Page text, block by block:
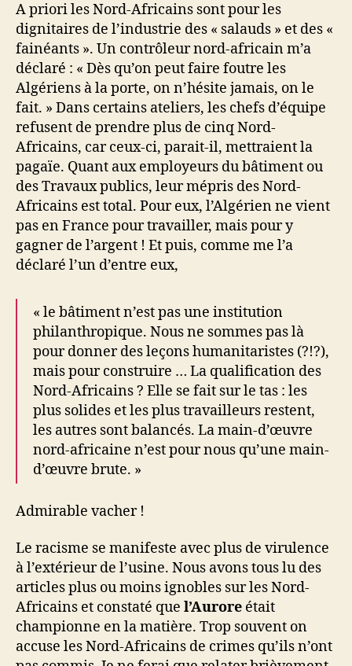
A priori les Nord-Africains sont pour les
dignitaires de l’industrie des « salauds » et des «
fainéants ». Un contrôleur nord-africain m’a
déclaré : « Dès qu’on peut faire foutre les
Algériens à la porte, on n’hésite jamais, on le
fait. » Dans certains ateliers, les chefs d’équipe
refusent de prendre plus de cinq Nord-
Africains, car ceux-ci, parait-il, mettraient la
pagaïe. Quant aux employeurs du bâtiment ou
des Travaux publics, leur mépris des Nord-
Africains est total. Pour eux, l’Algérien ne vient
pas en France pour travailler, mais pour y
gagner de l’argent ! Et puis, comme me l’a
déclaré l’un d’entre eux,
« le bâtiment n’est pas une institution
philanthropique. Nous ne sommes pas là
pour donner des leçons humanitaristes (?!?),
mais pour construire … La qualification des
Nord-Africains ? Elle se fait sur le tas : les
plus solides et les plus travailleurs restent,
les autres sont balancés. La main-d’œuvre
nord-africaine n’est pour nous qu’une main-
d’œuvre brute. »
Admirable vacher !
Le racisme se manifeste avec plus de virulence
à l’extérieur de l’usine. Nous avons tous lu des
articles plus ou moins ignobles sur les Nord-
Africains et constaté que l’Aurore était
championne en la matière. Trop souvent on
accuse les Nord-Africains de crimes qu’ils n’ont